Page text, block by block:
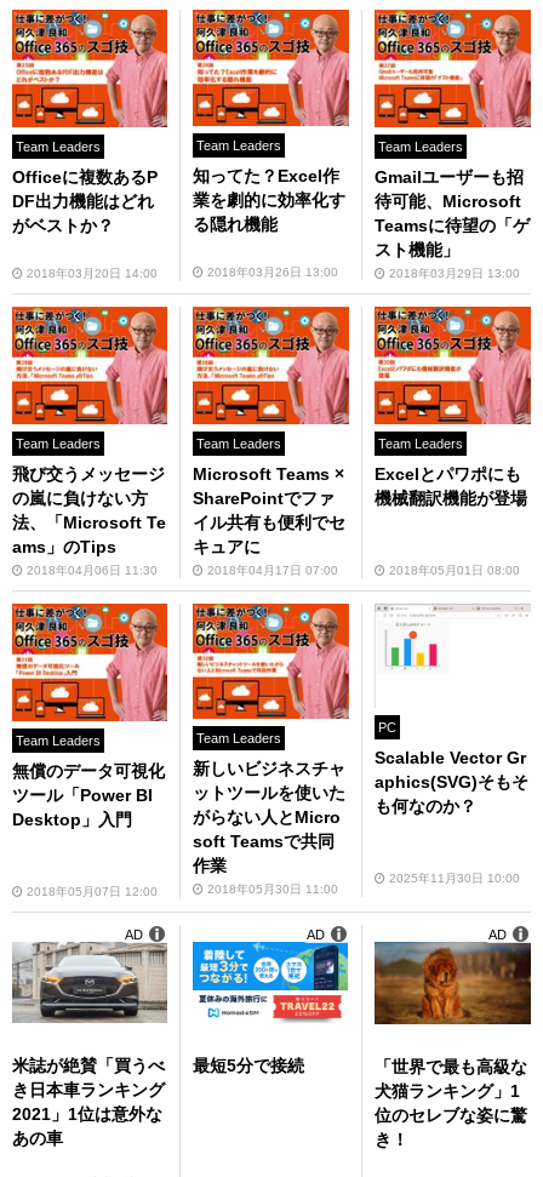
Team Leaders
Officeに複数あるP
DF出力機能はどれ
がベストか？
2018年03月20日 14:00
Team Leaders
知ってた？Excel作
業を劇的に効率化す
る隠れ機能
2018年03月26日 13:00
Team Leaders
Gmailユーザーも招
待可能、Microsoft
Teamsに待望の「ゲ
スト機能」
2018年03月29日 13:00
Team Leaders
飛び交うメッセージ
の嵐に負けない方
法、「Microsoft Te
ams」のTips
2018年04月06日 11:30
Team Leaders
Microsoft Teams ×
SharePointでファ
イル共有も便利でセ
キュアに
2018年04月17日 07:00
Team Leaders
Excelとパワポにも
機械翻訳機能が登場
2018年05月01日 08:00
Team Leaders
無償のデータ可視化
ツール「Power BI
Desktop」入門
2018年05月07日 12:00
Team Leaders
新しいビジネスチャ
ットツールを使いた
がらない人とMicro
soft Teamsで共同
作業
2018年05月30日 11:00
PC
Scalable Vector Gr
aphics(SVG)そもそ
も何なのか？
2025年11月30日 10:00
米誌が絶賛「買うべ
き日本車ランキング
2021」1位は意外な
あの車
AD
最短5分で接続
AD
「世界で最も高級な
犬猫ランキング」1
位のセレブな姿に驚
き！
AD